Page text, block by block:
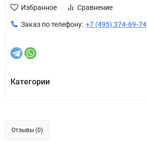
Избранное Сравнение
Заказ по телефону: +7 (495) 374-69-74
Категории
Отзывы (0)